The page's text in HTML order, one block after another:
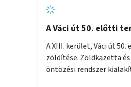
A Váci út 50. előtti
A XIII. kerület, Váci út
zöldítése. Zöldkazetta
öntözési rendszer